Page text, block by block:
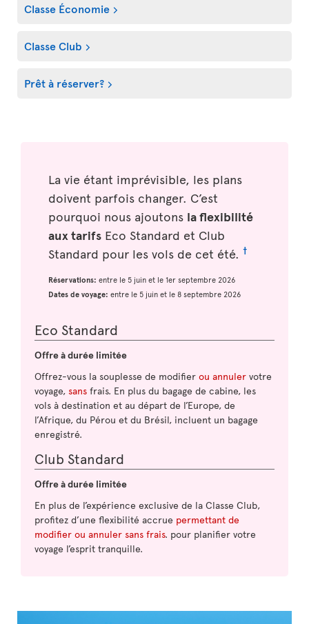
Classe Économie
Classe Club
Prêt à réserver?
La vie étant imprévisible, les plans
doivent parfois changer. C’est
pourquoi nous ajoutons la flexibilité
aux tarifs Eco Standard et Club
Standard pour les vols de cet été. †
Réservations: entre le 5 juin et le 1er septembre 2026
Dates de voyage: entre le 5 juin et le 8 septembre 2026
Eco Standard
Offre à durée limitée
Offrez-vous la souplesse de modifier ou annuler votre
voyage, sans frais. En plus du bagage de cabine, les
vols à destination et au départ de l’Europe, de
l’Afrique, du Pérou et du Brésil, incluent un bagage
enregistré.
Club Standard
Offre à durée limitée
En plus de l’expérience exclusive de la Classe Club,
profitez d’une flexibilité accrue permettant de
modifier ou annuler sans frais. pour planifier votre
voyage l’esprit tranquille.